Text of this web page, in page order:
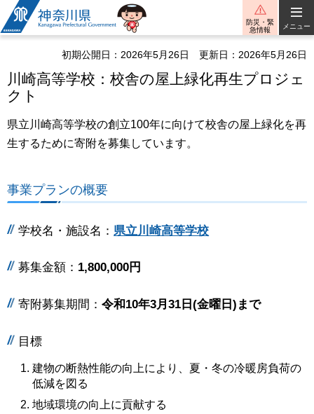
神奈川県
防災・緊
急情報
メニュー
初期公開日：2026年5月26日 更新日：2026年5月26日
川崎高等学校：校舎の屋上緑化再生プロジェ
クト
県立川崎高等学校の創立100年に向けて校舎の屋上緑化を再
生するために寄附を募集しています。
事業プランの概要
学校名・施設名： 県立川崎高等学校
募集金額： 1,800,000円
寄附募集期間： 令和10年3月31日(金曜日)まで
目標
建物の断熱性能の向上により、夏・冬の冷暖房負荷の
低減を図る
地域環境の向上に貢献する